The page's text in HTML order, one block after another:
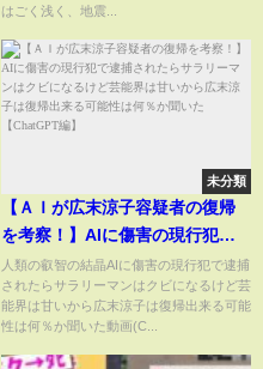
はごく浅く、地震...
未分類
【ＡＩが広末涼子容疑者の復帰
を考察！】AIに傷害の現行犯で
逮捕されたらサラリーマンはク
ビになるけど芸能界は甘いから
広末涼子は復帰出来る可能性は
人類の叡智の結晶AIに傷害の現行犯で逮捕
されたらサラリーマンはクビになるけど芸
能界は甘いから広末涼子は復帰出来る可能
性は何％か聞いた動画(C...